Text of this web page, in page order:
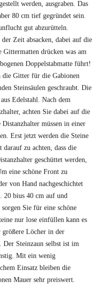
werden, ausgraben. Das
80 cm tief gegründet sein.
gut abzurütteln.
Zeit absacken, dabei auf die
Gittermatten drücken was am
Doppelstabmatte führt!
die Gitter für die Gabionen
Steinsäulen geschraubt. Die
Edelstahl. Nach dem
achten Sie dabei auf die
müssen in einer
Erst jetzt werden die Steine
zu achten, dass die
geschüttet werden,
eine schöne Front zu
von Hand nachgeschichtet
20 bius 40 cm auf und
Sie für eine schöne
nur lose einfüllen kann es
größere Löcher in der
Der Steinzaun selbst ist im
Mit ein wenig
Einsatz bleiben die
Mauer sehr preiswert.